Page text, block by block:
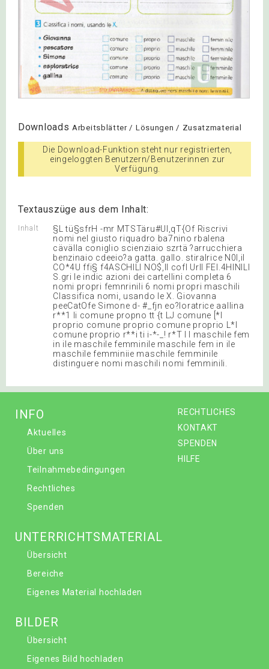
Downloads Arbeitsblätter / Lösungen / Zusatzmaterial
Die Download-Funktion steht nur registrierten,
eingeloggten Benutzern/Benutzerinnen zur
Verfügung.
Textauszüge aus dem Inhalt:
Inhalt
§L tü§sfrH -mr MTSTäru#UI,qT{Of Riscrivi
nomi nel giusto riquadro ba7nino rbalena
cävälla coniglio scienziaio szrtä ?arrucchiera
benzinaio cdeeio?a gatta. gallo. stiralrice N0l,il
CO*4U ffi§ f4ASCHILI NO$,ll cofl Urll FEI.4HlNlLl
S.gri le indic azioni dei cartellini completa 6
nomi propri femnrinili 6 nomi propri maschili
Classifica nomi, usando le X. Giovanna
peeCatOfe Simone d- #_fjn eo?loratrice aallina
r**1 Ii comune propno tt {t LJ comune [*l
proprio comune proprio comune proprio L*I
comune proprio r**i ti i-*-_! r*T I I maschile fem
in ile maschile femminile maschile fem in ile
maschile femminiie maschile femminile
distinguere nomi maschili nomi femminili.
RECHTLICHES
KONTAKT
SPENDEN
HILFE
INFO
Aktuelles
Über uns
Teilnahmebedingungen
Rechtliches
Spenden
UNTERRICHTSMATERIAL
Übersicht
Bereiche
Eigenes Material hochladen
BILDER
Übersicht
Eigenes Bild hochladen